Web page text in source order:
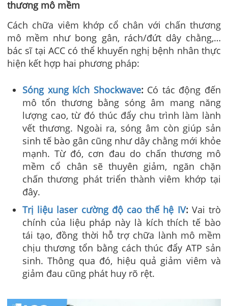
thương mô mềm
Cách chữa viêm khớp cổ chân với chấn thương
mô mềm như bong gân, rách/đứt dây chằng,…
bác sĩ tại ACC có thể khuyến nghị bệnh nhân thực
hiện kết hợp hai phương pháp:
Sóng xung kích Shockwave:Có tác động đến
mô tổn thương bằng sóng âm mang năng
lượng cao, từ đó thúc đẩy chu trình làm lành
vết thương. Ngoài ra, sóng âm còn giúp sản
sinh tế bào gân cũng như dây chằng mới khỏe
mạnh. Từ đó, cơn đau do chấn thương mô
mềm cổ chân sẽ thuyên giảm, ngăn chặn
chấn thương phát triển thành viêm khớp tại
đây.
Trị liệu laser cường độ cao thế hệ IV:Vai trò
chính của liệu pháp này là kích thích tế bào
tái tạo, đồng thời hỗ trợ chữa lành mô mềm
chịu thương tổn bằng cách thúc đẩy ATP sản
sinh. Thông qua đó, hiệu quả giảm viêm và
giảm đau cũng phát huy rõ rệt.